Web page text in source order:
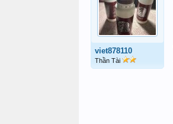
viet878110
Thần Tài